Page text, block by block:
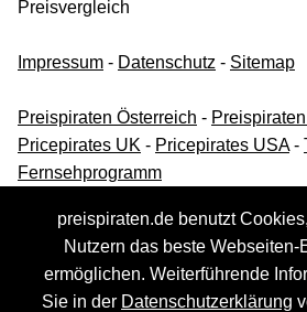
Preisvergleich
Impressum - Datenschutz - Sitemap
Preispiraten Österreich -
Pricepirates UK - Pricepirates USA-
Fernsehprogramm
preispiraten.de benutzt
Nutzern das beste Webseiten-
ermöglichen. Weiterführende
Sie in der Datenschutzerklärung